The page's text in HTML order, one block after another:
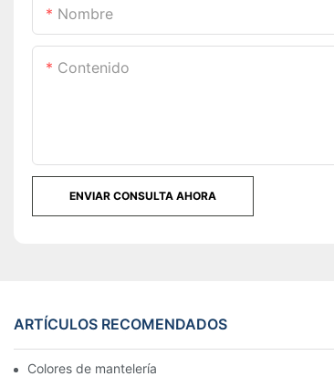
Nombre
Contenido
ENVIAR CONSULTA AHORA
ARTÍCULOS RECOMENDADOS
Colores de mantelería para recepción nupcial